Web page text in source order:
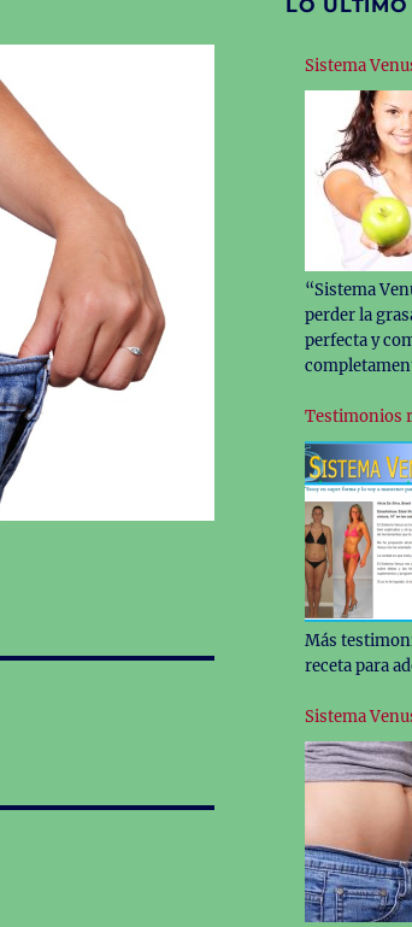
LO ÚLTIMO
Sistema
“Sistema
perder la
perfecta y
para tu
aquí,antes de
el objetivo de
ello te lo voy
Testimonios
Más
receta para
Sistema